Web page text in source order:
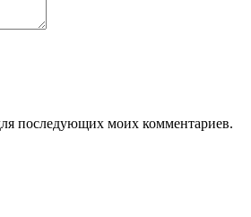
последующих моих комментариев.